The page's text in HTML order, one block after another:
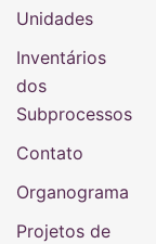
Unidades
Inventários
dos
Subprocessos
Contato
Organograma
Projetos de